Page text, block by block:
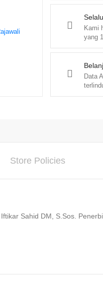
Kami
yang
Data
Store Policies
Sahid DM, S.Sos.